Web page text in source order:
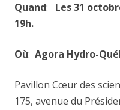
Quand: Les 31
19h.
Où: Agora Hydro-
Pavillon Cœur des
175, avenue du